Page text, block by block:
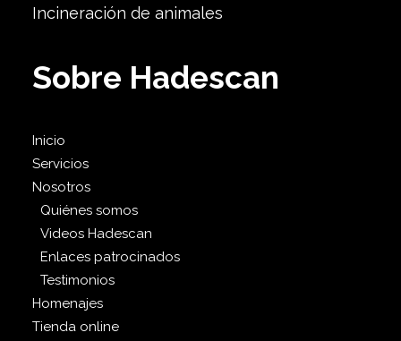
Incineración de animales
Sobre Hadescan
Inicio
Servicios
Nosotros
Quiénes somos
Videos Hadescan
Enlaces patrocinados
Testimonios
Homenajes
Tienda online